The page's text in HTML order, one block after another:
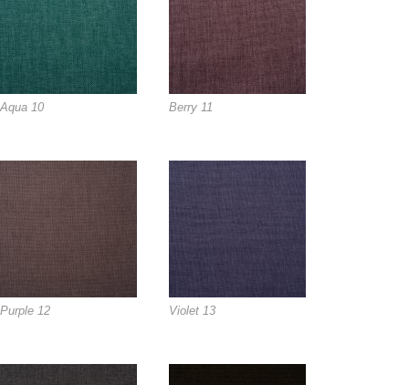
Aqua 10 Berry 11
Purple 12 Violet 13